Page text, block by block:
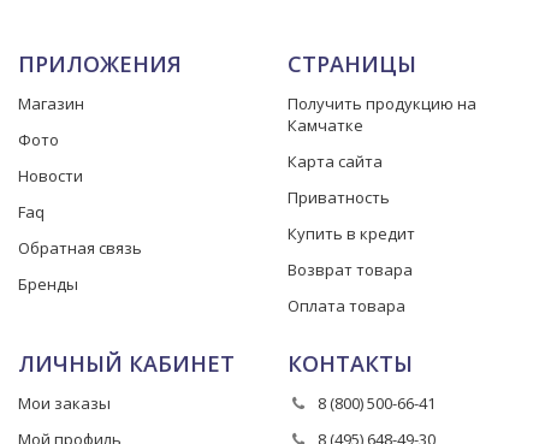
ПРИЛОЖЕНИЯ
Магазин
Фото
Новости
Faq
Обратная связь
Бренды
СТРАНИЦЫ
Получить продукцию на
Камчатке
Карта сайта
Приватность
Купить в кредит
Возврат товара
Оплата товара
ЛИЧНЫЙ КАБИНЕТ
Мои заказы
Мой профиль
КОНТАКТЫ
8 (800) 500-66-41
8 (495) 648-49-30